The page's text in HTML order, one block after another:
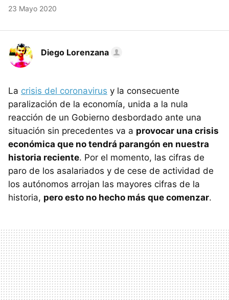
23 Mayo 2020
Diego Lorenzana
La crisis del coronavirus y la consecuente
paralización de la economía, unida a la nula
reacción de un Gobierno desbordado ante una
situación sin precedentes va a provocar una crisis
económica que no tendrá parangón en nuestra
historia reciente. Por el momento, las cifras de
paro de los asalariados y de cese de actividad de
los autónomos arrojan las mayores cifras de la
historia, pero esto no hecho más que comenzar.